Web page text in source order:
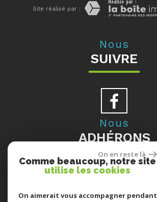
Site réalisé par :
Nous
SUIVRE
Nous
ADHÉRONS
Se
On en reste là
Comme beaucoup, notre site
utilise les cookies
On aimerait vous accompagner pendant